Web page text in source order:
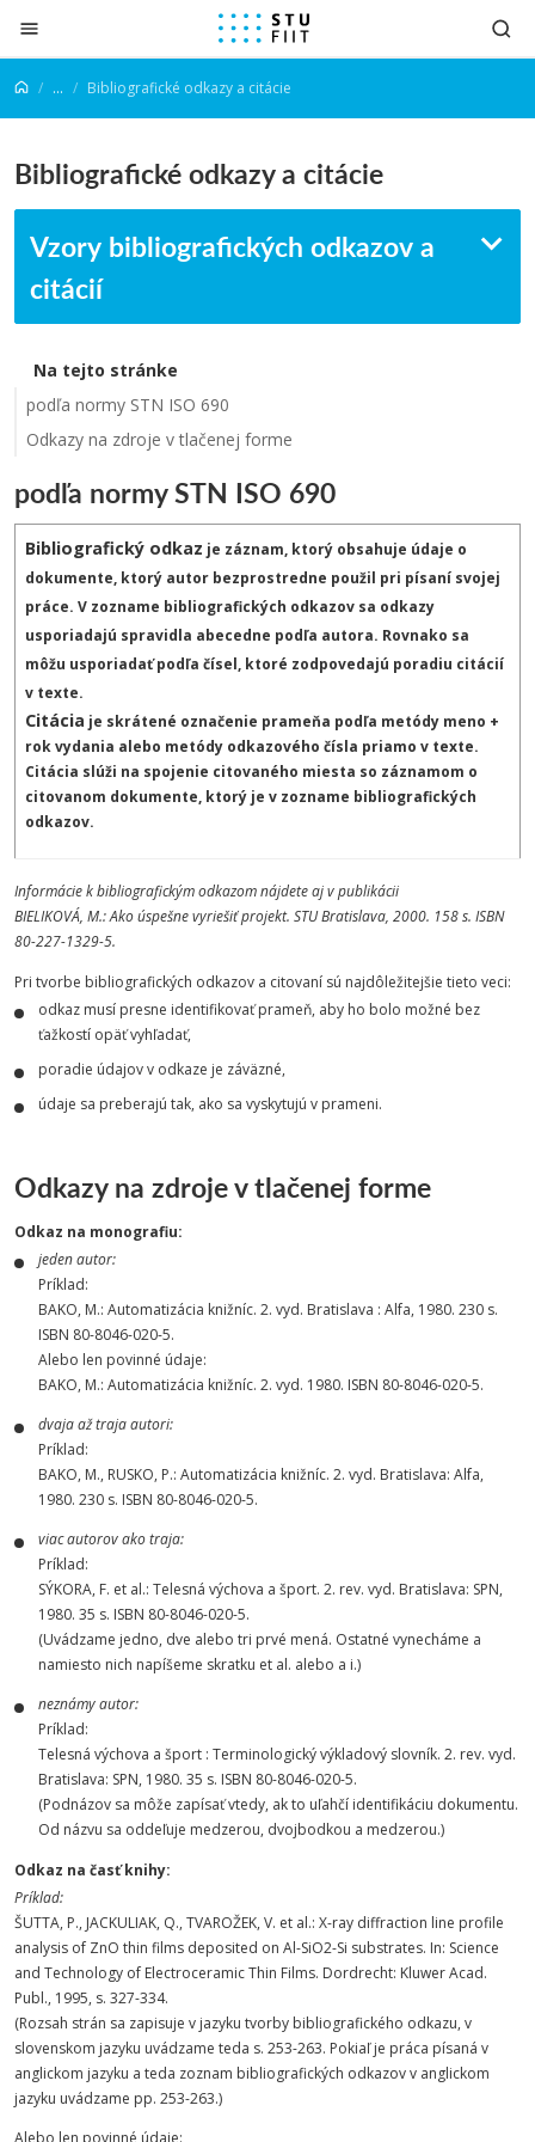
Prejsť na obsah
... Bibliografické odkazy a citácie
Bibliografické odkazy a citácie
Vzory bibliografických odkazov a
citácií
Na tejto stránke
podľa normy STN ISO 690
Odkazy na zdroje v tlačenej forme
podľa normy STN ISO 690
Bibliografický odkaz je záznam, ktorý obsahuje údaje o
dokumente, ktorý autor bezprostredne použil pri písaní svojej
práce. V zozname bibliografických odkazov sa odkazy
usporiadajú spravidla abecedne podľa autora. Rovnako sa
môžu usporiadať podľa čísel, ktoré zodpovedajú poradiu citácií
v texte.
Citácia je skrátené označenie prameňa podľa metódy meno +
rok vydania alebo metódy odkazového čísla priamo v texte.
Citácia slúži na spojenie citovaného miesta so záznamom o
citovanom dokumente, ktorý je v zozname bibliografických
odkazov.
Informácie k bibliografickým odkazom nájdete aj v publikácii
BIELIKOVÁ, M.: Ako úspešne vyriešiť projekt. STU Bratislava, 2000. 158 s. ISBN
80-227-1329-5.
Pri tvorbe bibliografických odkazov a citovaní sú najdôležitejšie tieto veci:
odkaz musí presne identifikovať prameň, aby ho bolo možné bez
ťažkostí opäť vyhľadať,
poradie údajov v odkaze je záväzné,
údaje sa preberajú tak, ako sa vyskytujú v prameni.
Odkazy na zdroje v tlačenej forme
Odkaz na monografiu:
jeden autor:
Príklad:
BAKO, M.: Automatizácia knižníc. 2. vyd. Bratislava : Alfa, 1980. 230 s.
ISBN 80-8046-020-5.
Alebo len povinné údaje:
BAKO, M.: Automatizácia knižníc. 2. vyd. 1980. ISBN 80-8046-020-5.
dvaja až traja autori:
Príklad:
BAKO, M., RUSKO, P.: Automatizácia knižníc. 2. vyd. Bratislava: Alfa,
1980. 230 s. ISBN 80-8046-020-5.
viac autorov ako traja:
Príklad:
SÝKORA, F. et al.: Telesná výchova a šport. 2. rev. vyd. Bratislava: SPN,
1980. 35 s. ISBN 80-8046-020-5.
(Uvádzame jedno, dve alebo tri prvé mená. Ostatné vynecháme a
namiesto nich napíšeme skratku et al. alebo a i.)
neznámy autor:
Príklad:
Telesná výchova a šport : Terminologický výkladový slovník. 2. rev. vyd.
Bratislava: SPN, 1980. 35 s. ISBN 80-8046-020-5.
(Podnázov sa môže zapísať vtedy, ak to uľahčí identifikáciu dokumentu.
Od názvu sa oddeľuje medzerou, dvojbodkou a medzerou.)
Odkaz na časť knihy:
Príklad:
ŠUTTA, P., JACKULIAK, Q., TVAROŽEK, V. et al.: X-ray diffraction line profile
analysis of ZnO thin films deposited on Al-SiO2-Si substrates. In: Science
and Technology of Electroceramic Thin Films. Dordrecht: Kluwer Acad.
Publ., 1995, s. 327-334.
(Rozsah strán sa zapisuje v jazyku tvorby bibliografického odkazu, v
slovenskom jazyku uvádzame teda s. 253-263. Pokiaľ je práca písaná v
anglickom jazyku a teda zoznam bibliografických odkazov v anglickom
jazyku uvádzame pp. 253-263.)
Alebo len povinné údaje: